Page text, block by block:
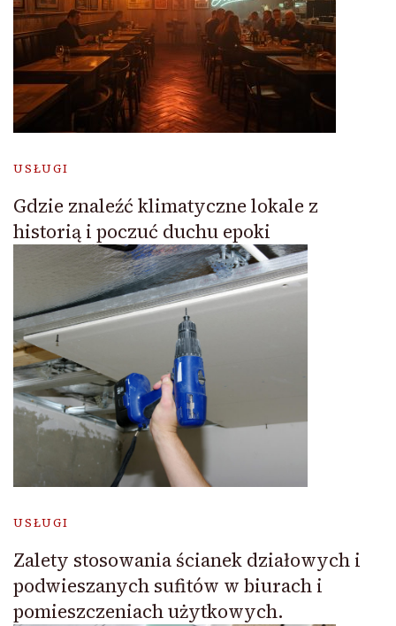
USŁUGI
Gdzie znaleźć klimatyczne lokale z
historią i poczuć duchu epoki
USŁUGI
Zalety stosowania ścianek działowych i
podwieszanych sufitów w biurach i
pomieszczeniach użytkowych.